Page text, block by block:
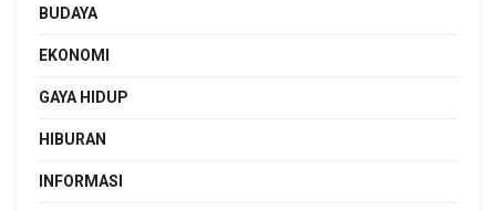
BUDAYA
EKONOMI
GAYA HIDUP
HIBURAN
INFORMASI